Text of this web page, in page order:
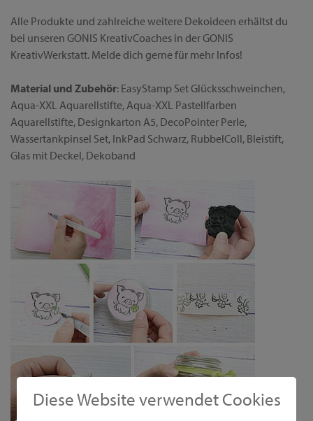
Diese Website verwendet Cookies
Alle Produkte und zahlreiche weitere Dekoideen erhältst du
bei unseren GONIS KreativCoaches in der GONIS
KreativWerkstatt. Melde dich gerne für mehr Infos!
Material und Zubehör: EasyStamp Set Glücksschweinchen,
Aqua-XXL Aquarellstifte, Aqua-XXL Pastellfarben
Aquarellstifte, Designkarton A5, DecoPointer Perle,
Wassertankpinsel Set, InkPad Schwarz, RubbelColl, Bleistift,
Glas mit Deckel, Dekoband